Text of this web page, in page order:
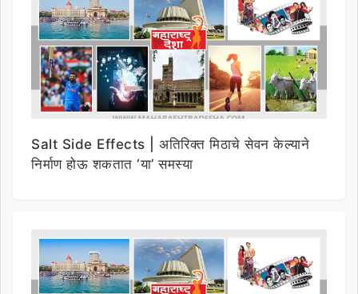
Salt Side Effects | अतिरिक्त मिठाचे सेवन केल्याने
निर्माण होऊ शकतात ‘या’ समस्या